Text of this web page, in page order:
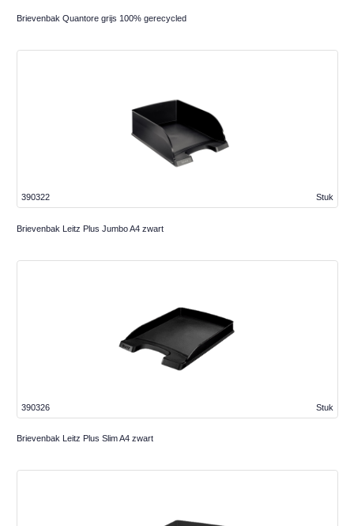
Brievenbak Quantore grijs 100% gerecycled
Stuk
390322
Brievenbak Leitz Plus Jumbo A4 zwart
Stuk
390326
Brievenbak Leitz Plus Slim A4 zwart